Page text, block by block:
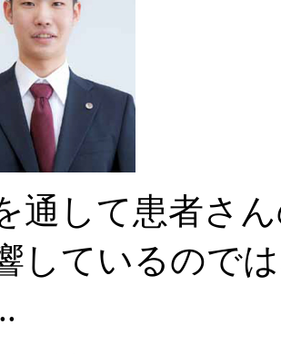
通して患者さ
しているので